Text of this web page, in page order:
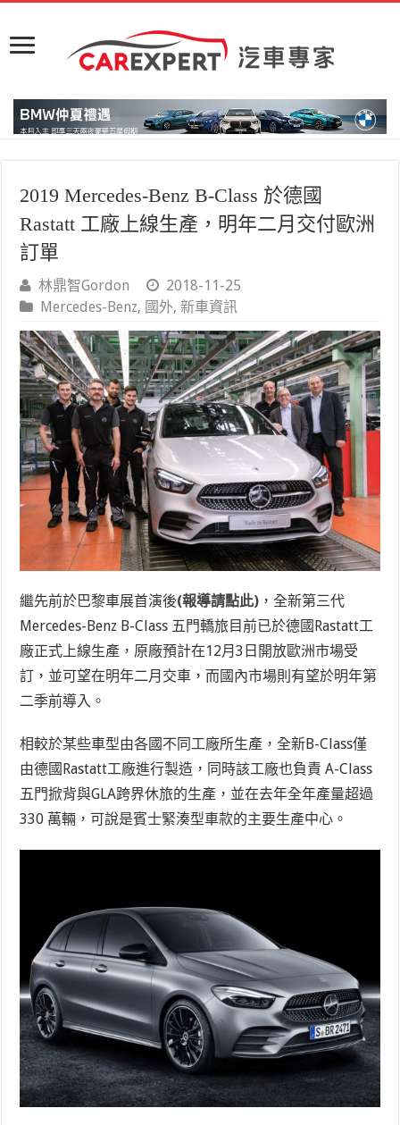
2019 Mercedes-Benz B-Class 於德國
Rastatt 工廠上線生產，明年二月交付歐洲
訂單
林鼎智Gordon
2018-11-25
Mercedes-Benz, 國外,新車資訊
繼先前於巴黎車展首演後(報導請點此) ，全新第三代
Mercedes-Benz B-Class 五門轎旅目前已於德國Rastatt工
廠正式上線生產，原廠預計在12月3 日開放歐洲市場受
訂，並可望在明年二月交車，而國內市場則有望於明年第
二季前導入。
相較於某些車型由各國不同工廠所生產，全新B-Class僅
由德國Rastatt工廠進行製造，同時該工廠也負責 A-Class
五門掀背與GLA跨界休旅的生產，並在去年全年產量超過
330 萬輛，可說是賓士緊湊型車款的主要生產中心。